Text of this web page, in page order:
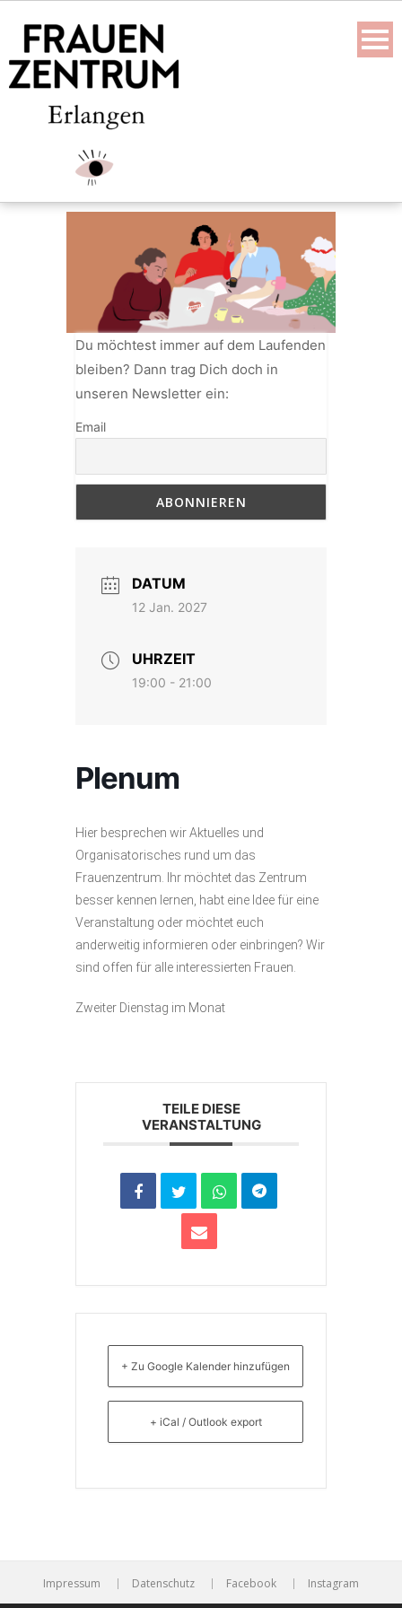
content
Du möchtest immer auf dem Laufenden
bleiben? Dann trag Dich doch in
unseren Newsletter ein:
Email
DATUM
12 Jan. 2027
UHRZEIT
19:00 - 21:00
Plenum
Hier besprechen wir Aktuelles und
Organisatorisches rund um das
Frauenzentrum. Ihr möchtet das Zentrum
besser kennen lernen, habt eine Idee für eine
Veranstaltung oder möchtet euch
anderweitig informieren oder einbringen? Wir
sind offen für alle interessierten Frauen.
Zweiter Dienstag im Monat
TEILE DIESE
VERANSTALTUNG
+ Zu Google Kalender hinzufügen
+ iCal / Outlook export
Impressum Datenschutz Facebook Instagram